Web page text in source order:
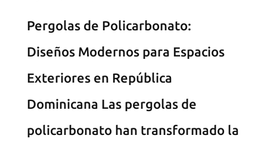
Pergolas de Policarbonato:
Diseños Modernos para Espacios
Exteriores en República
Dominicana Las pergolas de
policarbonato han transformado la